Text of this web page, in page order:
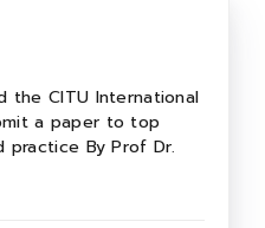
the CITU International
a paper to top
practice By Prof Dr.